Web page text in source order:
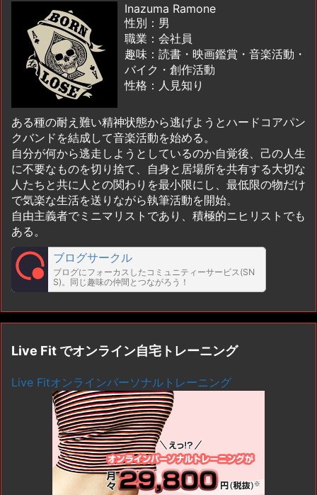
Inazuma Ramone
性別：男
職業：会社員
趣味：読書・映画鑑賞・音楽活動・
バイク・創作活動
性格：人見知り
ある種の耐え難い精神状態から逃げようとハードコアパン
クバンドを結成して音楽活動を始める。
自分が何から逃走しようとしているのか自覚後、己の人生
に不要なものを切り捨て、自身と居場所を共有する大切な
人たちと共に人との関わりを最小限にし、最低限の物だけ
で気楽な生活を送りながら執筆活動を開始。
自由主義者でミニマリストであり、積極的ニヒリストでも
ある。
ブログサークル
ブログにフォーカスしたコミュニティーサービス(SN
S)。同じ趣味の仲間とつながろう！
Live Fit でオンライン自宅トレーニング
Live Fitオンラインパーソナルトレーニング